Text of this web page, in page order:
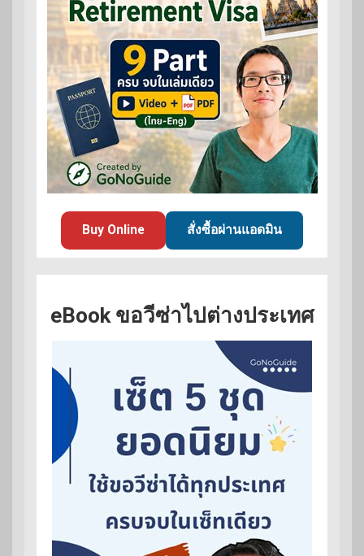
Buy Online สั่งซื้อผ่านแอดมิน
eBook ขอวีซ่าไปต่างประเทศ